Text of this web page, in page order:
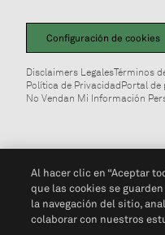
Configuración de cookies
Disclaimers LegalesTérminos
Política de PrivacidadPortal de
No Vendan Mi Información
Al hacer clic en “Aceptar
que las cookies se
la navegación del sitio,
colaborar con nuestros